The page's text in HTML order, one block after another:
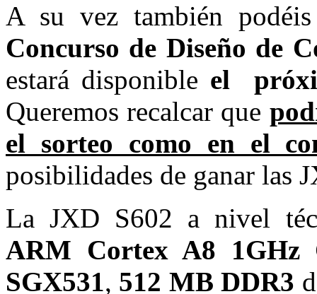
A su vez también
Concurso de Diseño de
estará disponible el
Queremos recalcar que
el sorteo como en el
posibilidades de ganar las
La JXD S602 a nivel
ARM Cortex A8 1GHz
SGX531, 512 MB DDR3